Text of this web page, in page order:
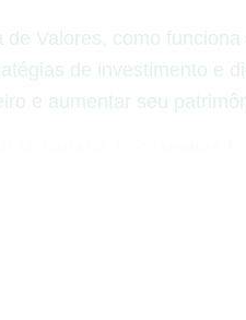
de Valores, como
de investimento e
e aumentar seu